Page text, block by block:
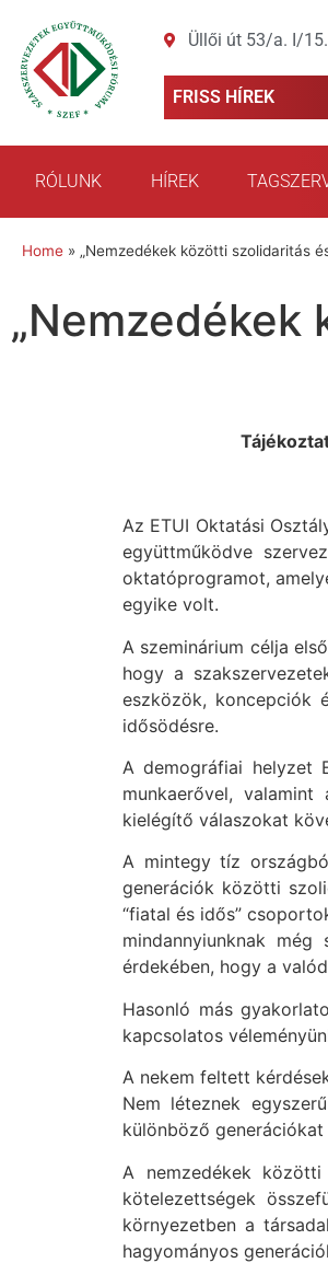
Üllői út 53/a. I/
FRISS HÍREK
RÓLUNK HÍREK
Home » „Nemzedékek közötti szolidaritás
„Nemzedékek
Az ETUI Oktatási
együttműködve
oktatóprogramot,
egyike volt.
A szeminárium célja
hogy a
eszközök, koncepciók
idősödésre.
A demográfiai helyzet
munkaerővel,
kielégítő válaszokat
A mintegy tíz
generációk közötti
“fiatal és idős”
mindannyiunknak
érdekében, hogy a
Hasonló más
kapcsolatos
A nekem feltett
Nem léteznek
különböző
A nemzedékek
kötelezettségek
környezetben a
hagyományos